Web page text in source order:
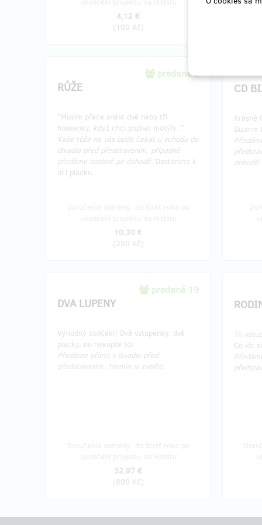
4,12 €
(100 Kč)
predané 3
RŮŽE
"Musím přece snést dvě nebo tři
housenky, když chci poznat motýly.."
Vaše růže na vás bude čekat u vchodu do
divadla před představením, případně
předáme osobně po dohodě. Dostanete k
ní i placku .
10,30 €
(250 Kč)
CD
Krásné
Bizarre
dohodě.
predané 19
DVA LUPENY
Výhodný balíček!! Dvě vstupenky, dvě
placky, no nekupte to!
Předáme přímo v divadle před
představením. Termín si zvolíte.
32,97 €
(800 Kč)
Tři
Co víc